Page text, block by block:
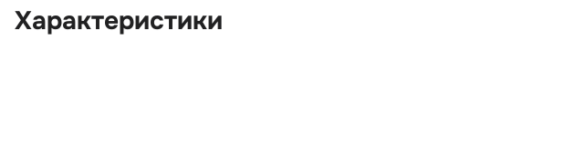
Характеристики